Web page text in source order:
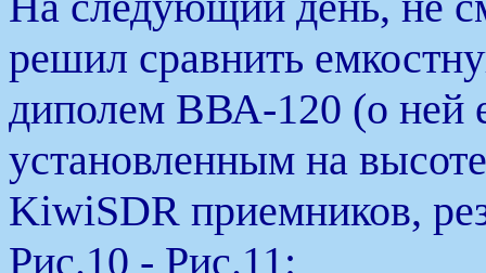
решил сравнить
диполем ВВА-120 (о ней
установленным на
KiwiSDR приемников,
Рис.10 - Рис.11: